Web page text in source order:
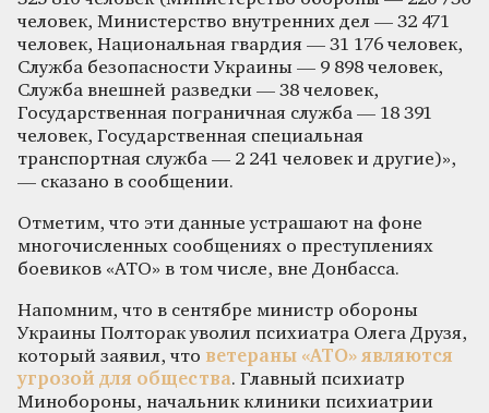
человек, Министерство внутренних дел — 32 471
человек, Национальная гвардия — 31 176 человек,
Служба безопасности Украины — 9 898 человек,
Служба внешней разведки — 38 человек,
Государственная пограничная служба — 18 391
человек, Государственная специальная
транспортная служба — 2 241 человек и другие)»,
— сказано в сообщении.
Отметим, что эти данные устрашают на фоне
многочисленных сообщениях о преступлениях
боевиков «АТО» в том числе, вне Донбасса.
Напомним, что в сентябре министр обороны
Украины Полторак уволил психиатра Олега Друзя,
который заявил, что ветераны «АТО» являются
угрозой для общества. Главный психиатр
Минобороны, начальник клиники психиатрии